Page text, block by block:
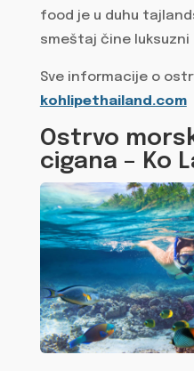
food je u duhu
smeštaj čine luksuzni
Sve informacije o
kohlipethailand.com
Ostrvo
cigana – Ko